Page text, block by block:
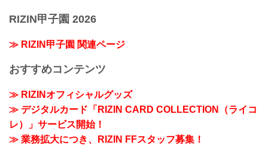
RIZIN甲子園 2026
≫ RIZIN甲子園 関連ページ
おすすめコンテンツ
≫ RIZINオフィシャルグッズ
≫ デジタルカード「RIZIN CARD COLLECTION（ライコ
レ）」サービス開始！
≫ 業務拡大につき、RIZIN FFスタッフ募集！